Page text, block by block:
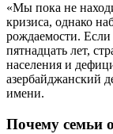
«Мы пока не
кризиса, однако
рождаемости. Если
пятнадцать лет,
населения и
азербайджанский
имени.
Почему семьи